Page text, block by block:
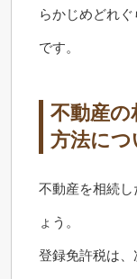
らかじめどれ
です。
不動産の
方法につ
不動産を相続
ょう。
登録免許税は、